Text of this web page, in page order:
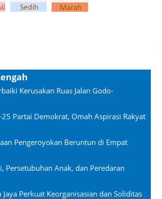
Kerusakan Ruas Jalan Godo-
Partai Demokrat, Omah Aspirasi Rakyat
Pengeroyokan Beruntun di Empat
Persetubuhan Anak, dan Peredaran
Perkuat Keorganisasian dan Soliditas